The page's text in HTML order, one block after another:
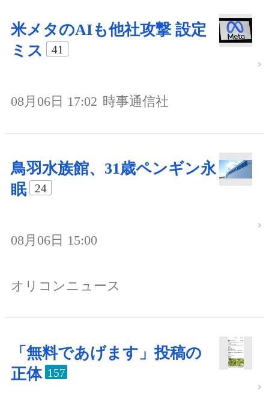
米メタのAIも他社攻撃 設定
ミス
41
08月06日 17:02 時事通信社
鳥羽水族館、31歳ペンギン永
眠
24
08月06日 15:00
オリコンニュース
「無料であげます」投稿の
正体 157